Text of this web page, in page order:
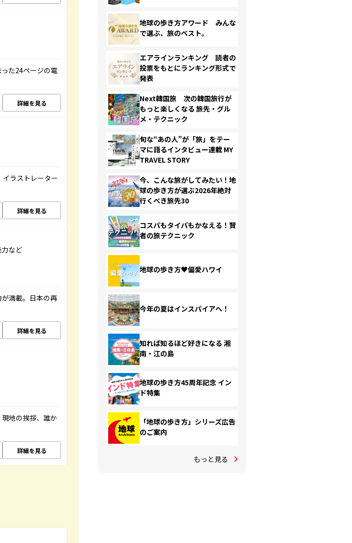
た24ページの電
詳細を見る
ラストレーター
詳細を見る
など
満載。日本の再
詳細を見る
地の挨拶、誰か
詳細を見る
地球の歩き方アワード みんな
で選ぶ、旅のベスト。
エアラインランキング 読者の
投票をもとにランキング形式で
発表
Next韓国旅 次の韓国旅行が
もっと楽しくなる 旅先・グル
メ・テクニック
旬な“あの人”が「旅」をテー
マに語るインタビュー連載 MY
TRAVEL STORY
今、こんな旅がしてみたい！地
球の歩き方が選ぶ2026年絶対
行くべき旅先30
コスパもタイパもかなえる！賢
者の旅テクニック
地球の歩き方♥偏愛ハワイ
今年の夏はインスパイアへ！
知れば知るほど好きになる 湘
南・江の島
地球の歩き方45周年記念 イン
ド特集
「地球の歩き方」シリーズ広告
のご案内
もっと見る